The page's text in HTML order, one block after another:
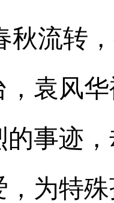
秋流转
袁风
事迹
为特